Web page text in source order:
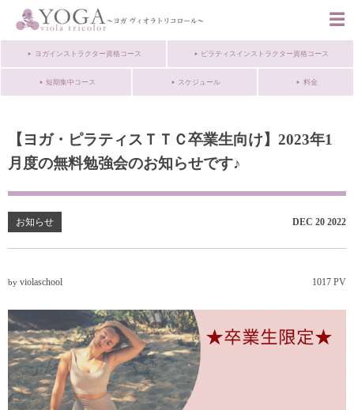
ヨガインストラクター資格コース ピラティスインストラクター資格コース
短期集中コース スケジュール 料金
【ヨガ・ピラティスＴＴＣ卒業生向け】2023年1
月度の無料勉強会のお知らせです♪
お知らせ DEC 20 2022
by violaschool 1017 PV